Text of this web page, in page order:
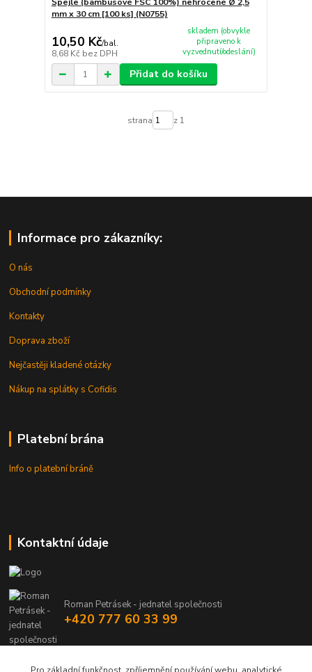
mm x 30 cm [100 ks] (N0755)
10,50 Kč/bal.
8,68 Kč bez DPH
skladem (obvykle
připraveno k
vyzvednutí/odeslání)
Přidat do košíku
strana z 1
Informace pro zákazníky:
O nás
Obchodní podmínky
Kontakty
Doprava zboží
Nejčastěji kladené otázky
Nákup na splátky s Cofidis
Platební brána
Info o platební bráně
Kontaktní údaje
Roman Petrásek - jednatel společnosti
+420 777 60 33 99